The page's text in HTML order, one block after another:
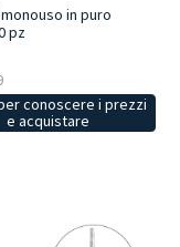
in puro
pz
conoscere i prezzi
e acquistare